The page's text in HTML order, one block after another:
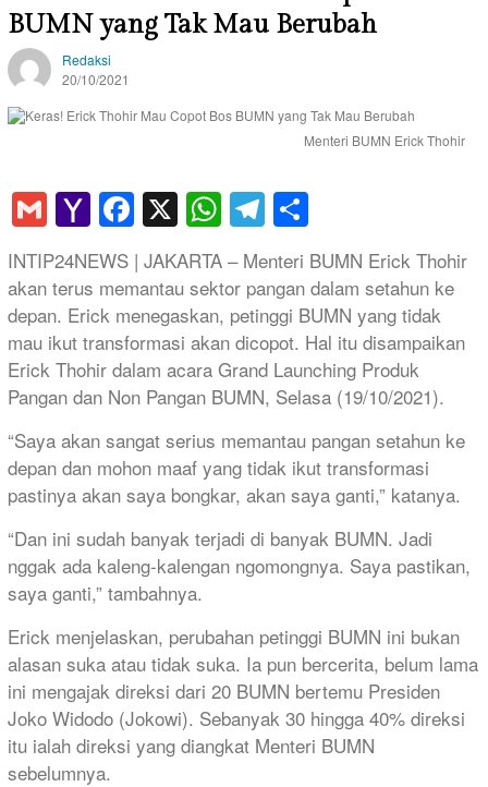
BUMN yang Tak Mau Berubah
Redaksi
20/10/2021
Menteri BUMN Erick Thohir
GmailYahoo
Mail
Facebook
X WhatsApp
Telegram
INTIP24NEWS | JAKARTA – Menteri BUMN Erick Thohir
akan terus memantau sektor pangan dalam setahun ke
depan. Erick menegaskan, petinggi BUMN yang tidak
mau ikut transformasi akan dicopot. Hal itu disampaikan
Erick Thohir dalam acara Grand Launching Produk
Pangan dan Non Pangan BUMN, Selasa (19/10/2021).
“Saya akan sangat serius memantau pangan setahun ke
depan dan mohon maaf yang tidak ikut transformasi
pastinya akan saya bongkar, akan saya ganti,” katanya.
“Dan ini sudah banyak terjadi di banyak BUMN. Jadi
nggak ada kaleng-kalengan ngomongnya. Saya pastikan,
saya ganti,” tambahnya.
Erick menjelaskan, perubahan petinggi BUMN ini bukan
alasan suka atau tidak suka. Ia pun bercerita, belum lama
ini mengajak direksi dari 20 BUMN bertemu Presiden
Joko Widodo (Jokowi). Sebanyak 30 hingga 40% direksi
itu ialah direksi yang diangkat Menteri BUMN
sebelumnya.